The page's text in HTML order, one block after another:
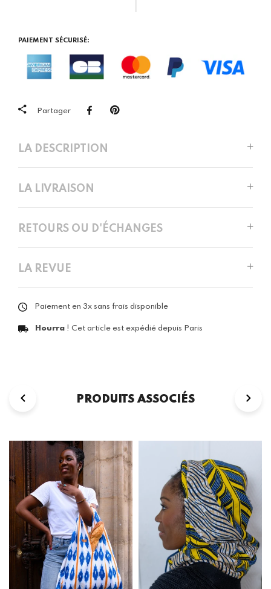
PAIEMENT SÉCURISÉ:
Partager
LA DESCRIPTION
LA LIVRAISON
RETOURS OU D'ÉCHANGES
LA REVUE
Paiement en 3x sans frais disponible
Hourra ! Cet article est expédié depuis Paris
PRODUITS ASSOCIÉS